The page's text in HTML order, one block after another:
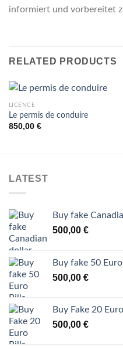
informiert und vorbereitet
RELATED PRODUCTS
LICENCE
Le permis de conduire
850,00 €
LATEST
Buy fake
500,00 €
Buy fake 50
500,00 €
Buy Fake 20
500,00 €